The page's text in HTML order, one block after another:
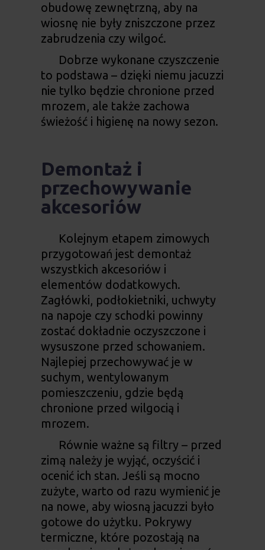
obudowę zewnętrzną, aby na
wiosnę nie były zniszczone przez
zabrudzenia czy wilgoć.
Dobrze wykonane czyszczenie
to podstawa – dzięki niemu jacuzzi
nie tylko będzie chronione przed
mrozem, ale także zachowa
świeżość i higienę na nowy sezon.
Demontaż i
przechowywanie
akcesoriów
Kolejnym etapem zimowych
przygotowań jest demontaż
wszystkich akcesoriów i
elementów dodatkowych.
Zagłówki, podłokietniki, uchwyty
na napoje czy schodki powinny
zostać dokładnie oczyszczone i
wysuszone przed schowaniem.
Najlepiej przechowywać je w
suchym, wentylowanym
pomieszczeniu, gdzie będą
chronione przed wilgocią i
mrozem.
Równie ważne są filtry – przed
zimą należy je wyjąć, oczyścić i
ocenić ich stan. Jeśli są mocno
zużyte, warto od razu wymienić je
na nowe, aby wiosną jacuzzi było
gotowe do użytku. Pokrywy
termiczne, które pozostają na